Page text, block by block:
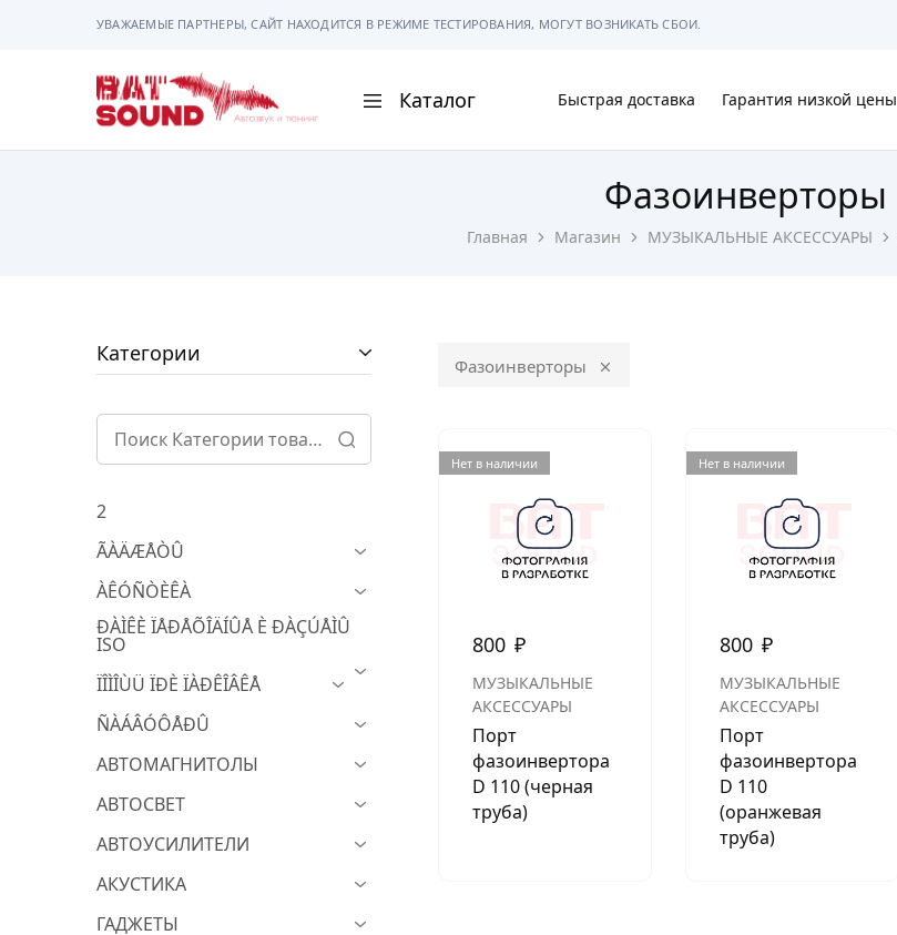
УВАЖАЕМЫЕ ПАРТНЕРЫ, САЙТ НАХОДИТСЯ В РЕЖИМЕ ТЕСТИРОВАНИЯ, МОГУТ ВОЗНИКАТЬ СБОИ.
BAT
Sound
Каталог
ГАДЖЕТЫ
СИГНАЛИЗАЦИИ
ПОМОЩЬ ПРИ ПАРКОВКЕ
МУЗЫКАЛЬНЫЕ АКСЕССУАРЫ
ШУМОИЗОЛЯЦИЯ
КОВРИКИ и ХИМИЯ
Быстрая доставка Гарантия низкой цены
Главная Магазин МУЗЫКАЛЬНЫЕ АКСЕССУАРЫ
Фазоинверторы
Фазоинверторы
Нет в наличии
800 ₽
МУЗЫКАЛЬНЫЕ
АКСЕССУАРЫ
Порт
фазоинвертора
D 110 (черная
труба)
Нет в наличии
800 ₽
МУЗЫКАЛЬНЫЕ
АКСЕССУАРЫ
Порт
фазоинвертора
D 110
(оранжевая
труба)
Категории
2
ÃÀÄÆÅÒÛ
ÀÊÓÑÒÈÊÀ
ÐÀÌÊÈ ÏÅÐÅÕÎÄÍÛÅ È ÐÀÇÚÅÌÛ
ISO
ÏÎÌÎÙÜ ÏÐÈ ÏÀÐÊÎÂÊÅ
ÑÀÁÂÓÔÅÐÛ
АВТОМАГНИТОЛЫ
АВТОСВЕТ
АВТОУСИЛИТЕЛИ
АКУСТИКА
ГАДЖЕТЫ